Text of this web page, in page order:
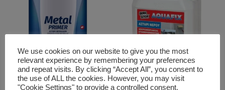
We use cookies on our website to give you the most
relevant experience by remembering your preferences
and repeat visits. By clicking “Accept All”, you consent to
the use of ALL the cookies. However, you may visit
"Cookie Settings" to provide a controlled consent.